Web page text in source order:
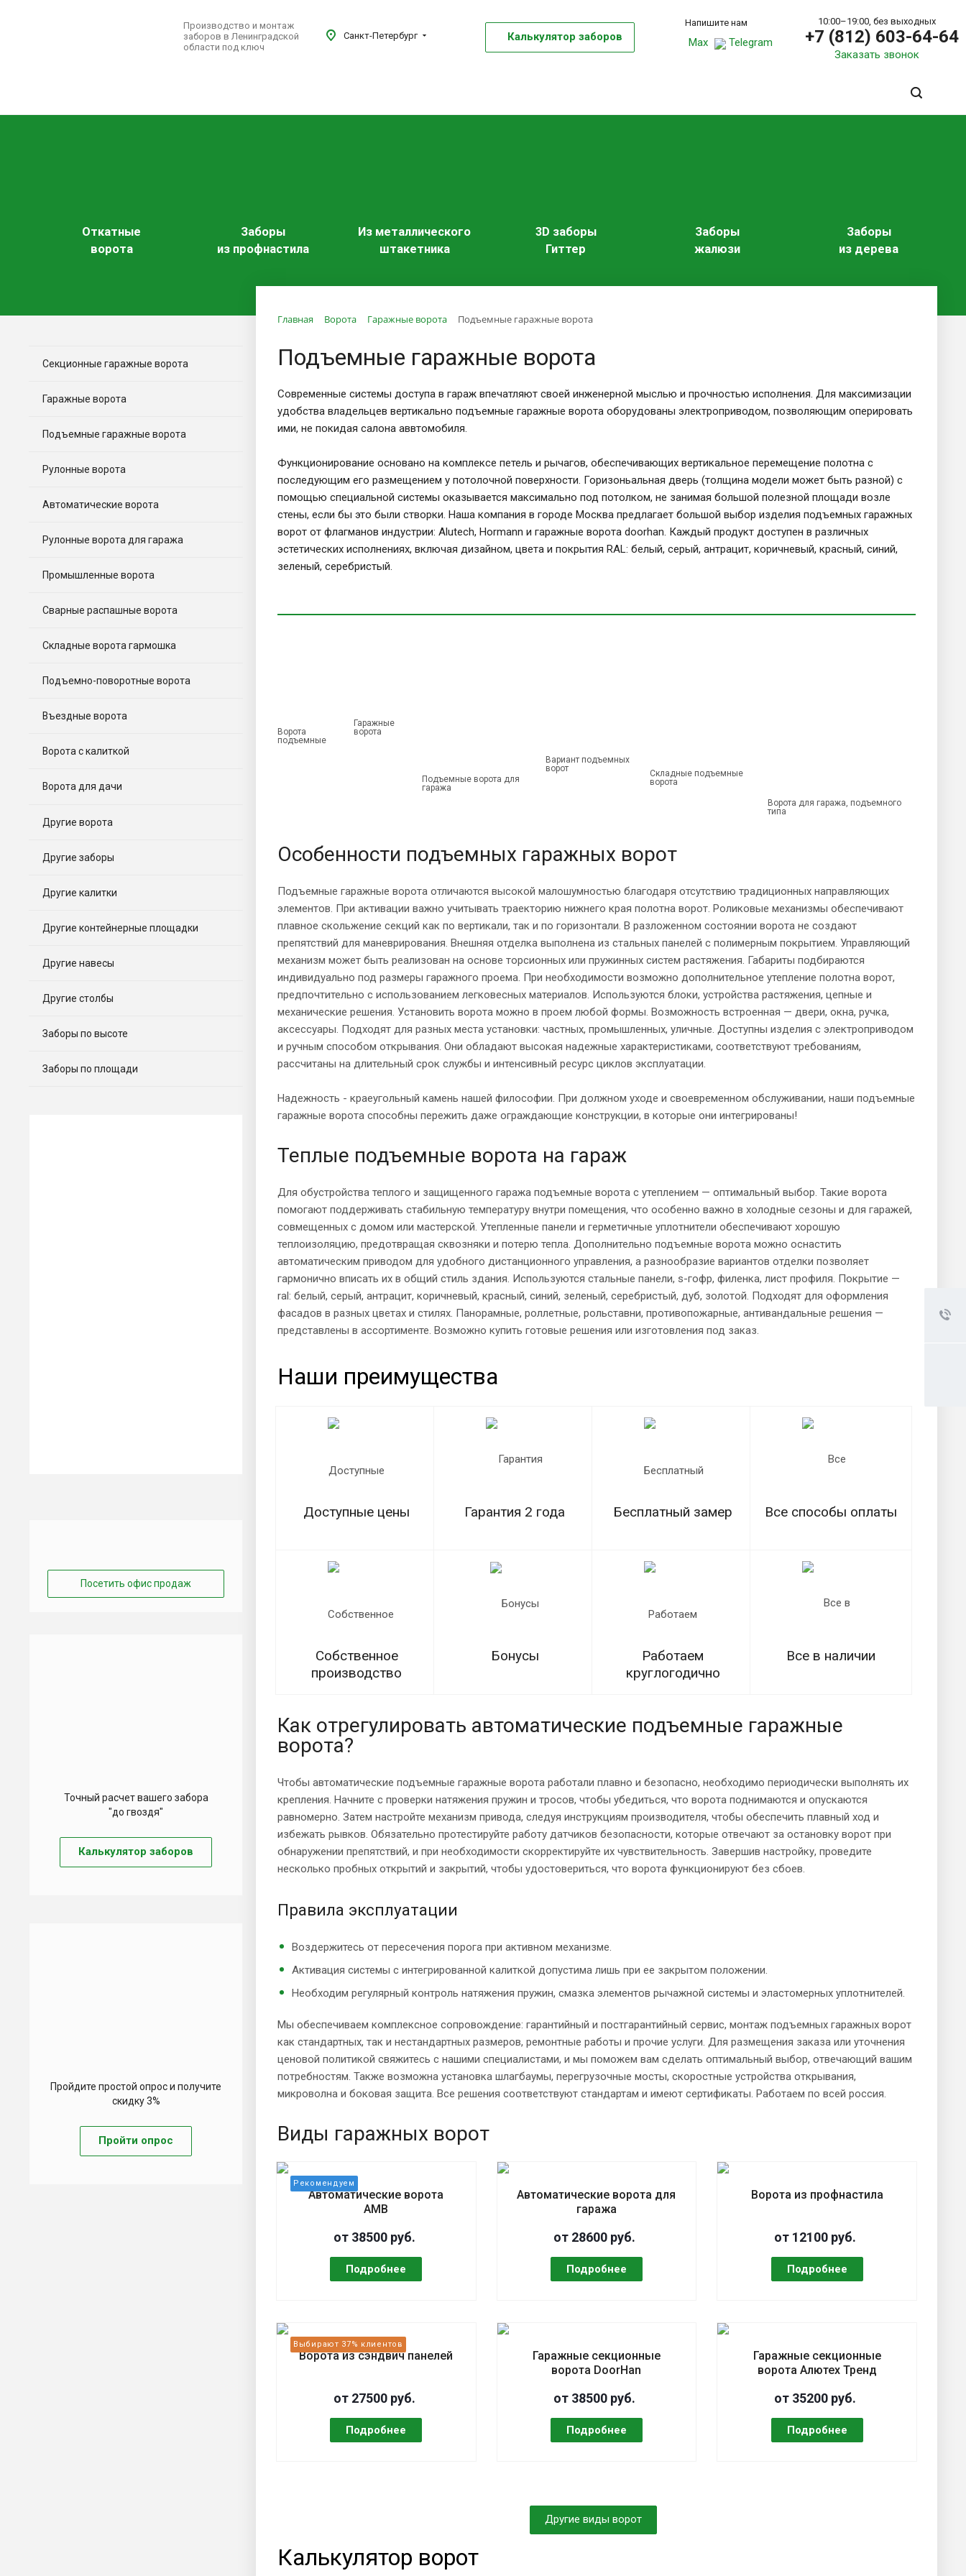
Производство и монтаж
заборов в Ленинградской
области под ключ
Санкт-Петербург Калькулятор заборов
Напишите нам
Max Telegram
10:00–19:00, без выходных
+7 (812) 603-64-64
Заказать звонок
Откатные
ворота
Заборы
из профнастила
Из металлического
штакетника
3D заборы
Гиттер
Заборы
жалюзи
Заборы
из дерева
Главная Ворота Гаражные ворота Подъемные гаражные ворота
Подъемные гаражные ворота
Современные системы доступа в гараж впечатляют своей инженерной мыслью и прочностью исполнения. Для максимизации
удобства владельцев вертикально подъемные гаражные ворота оборудованы электроприводом, позволяющим оперировать
ими, не покидая салона аввтомобиля.
Функционирование основано на комплексе петель и рычагов, обеспечивающих вертикальное перемещение полотна с
последующим его размещением у потолочной поверхности. Горизоньальная дверь (толщина модели может быть разной) с
помощью специальной системы оказывается максимально под потолком, не занимая большой полезной площади возле
стены, если бы это были створки. Наша компания в городе Москва предлагает большой выбор изделия подъемных гаражных
ворот от флагманов индустрии: Alutech, Hormann и гаражные ворота doorhan. Каждый продукт доступен в различных
эстетических исполнениях, включая дизайном, цвета и покрытия RAL: белый, серый, антрацит, коричневый, красный, синий,
зеленый, серебристый.
Ворота
подъемные
Гаражные
ворота
Подъемные ворота для
гаража
Вариант подъемных
ворот
Складные подъемные
ворота
Ворота для гаража, подъемного
типа
Особенности подъемных гаражных ворот
Подъемные гаражные ворота отличаются высокой малошумностью благодаря отсутствию традиционных направляющих
элементов. При активации важно учитывать траекторию нижнего края полотна ворот. Роликовые механизмы обеспечивают
плавное скольжение секций как по вертикали, так и по горизонтали. В разложенном состоянии ворота не создают
препятствий для маневрирования. Внешняя отделка выполнена из стальных панелей с полимерным покрытием. Управляющий
механизм может быть реализован на основе торсионных или пружинных систем растяжения. Габариты подбираются
индивидуально под размеры гаражного проема. При необходимости возможно дополнительное утепление полотна ворот,
предпочтительно с использованием легковесных материалов. Используются блоки, устройства растяжения, цепные и
механические решения. Установить ворота можно в проем любой формы. Возможность встроенная — двери, окна, ручка,
аксессуары. Подходят для разных места установки: частных, промышленных, уличные. Доступны изделия с электроприводом
и ручным способом открывания. Они обладают высокая надежные характеристиками, соответствуют требованиям,
рассчитаны на длительный срок службы и интенсивный ресурс циклов эксплуатации.
Надежность - краеугольный камень нашей философии. При должном уходе и своевременном обслуживании, наши подъемные
гаражные ворота способны пережить даже ограждающие конструкции, в которые они интегрированы!
Теплые подъемные ворота на гараж
Для обустройства теплого и защищенного гаража подъемные ворота с утеплением — оптимальный выбор. Такие ворота
помогают поддерживать стабильную температуру внутри помещения, что особенно важно в холодные сезоны и для гаражей,
совмещенных с домом или мастерской. Утепленные панели и герметичные уплотнители обеспечивают хорошую
теплоизоляцию, предотвращая сквозняки и потерю тепла. Дополнительно подъемные ворота можно оснастить
автоматическим приводом для удобного дистанционного управления, а разнообразие вариантов отделки позволяет
гармонично вписать их в общий стиль здания. Используются стальные панели, s-гофр, филенка, лист профиля. Покрытие —
ral: белый, серый, антрацит, коричневый, красный, синий, зеленый, серебристый, дуб, золотой. Подходят для оформления
фасадов в разных цветах и стилях. Панорамные, роллетные, рольставни, противопожарные, антивандальные решения —
представлены в ассортименте. Возможно купить готовые решения или изготовления под заказ.
Наши преимущества
Доступные цены Гарантия 2 года Бесплатный замер Все способы оплаты
Собственное
производство
Бонусы
Работаем
круглогодично
Все в наличии
Как отрегулировать автоматические подъемные гаражные
ворота?
Чтобы автоматические подъемные гаражные ворота работали плавно и безопасно, необходимо периодически выполнять их
крепления. Начните с проверки натяжения пружин и тросов, чтобы убедиться, что ворота поднимаются и опускаются
равномерно. Затем настройте механизм привода, следуя инструкциям производителя, чтобы обеспечить плавный ход и
избежать рывков. Обязательно протестируйте работу датчиков безопасности, которые отвечают за остановку ворот при
обнаружении препятствий, и при необходимости скорректируйте их чувствительность. Завершив настройку, проведите
несколько пробных открытий и закрытий, чтобы удостовериться, что ворота функционируют без сбоев.
Правила эксплуатации
Воздержитесь от пересечения порога при активном механизме.
Активация системы с интегрированной калиткой допустима лишь при ее закрытом положении.
Необходим регулярный контроль натяжения пружин, смазка элементов рычажной системы и эластомерных уплотнителей.
Мы обеспечиваем комплексное сопровождение: гарантийный и постгарантийный сервис, монтаж подъемных гаражных ворот
как стандартных, так и нестандартных размеров, ремонтные работы и прочие услуги. Для размещения заказа или уточнения
ценовой политикой свяжитесь с нашими специалистами, и мы поможем вам сделать оптимальный выбор, отвечающий вашим
потребностям. Также возможна установка шлагбаумы, перегрузочные мосты, скоростные устройства открывания,
микроволна и боковая защита. Все решения соответствуют стандартам и имеют сертификаты. Работаем по всей россия.
Виды гаражных ворот
Автоматические ворота
АМВ
от 38500 руб.
Автоматические ворота для
гаража
от 28600 руб.
Ворота из профнастила
от 12100 руб.
Ворота из сэндвич панелей
от 27500 руб.
Гаражные секционные
ворота DoorHan
от 38500 руб.
Гаражные секционные
ворота Алютех Тренд
от 35200 руб.
Другие виды ворот
Калькулятор ворот
Секционные гаражные ворота
Гаражные ворота
Подъемные гаражные ворота
Рулонные ворота
Автоматические ворота
Рулонные ворота для гаража
Промышленные ворота
Сварные распашные ворота
Складные ворота гармошка
Подъемно-поворотные ворота
Въездные ворота
Ворота с калиткой
Ворота для дачи
Другие ворота
Другие заборы
Другие калитки
Другие контейнерные площадки
Другие навесы
Другие столбы
Заборы по высоте
Заборы по площади
Посетить офис продаж
Точный расчет вашего забора
"до гвоздя"
Калькулятор заборов
Пройдите простой опрос и получите
скидку 3%
Пройти опрос